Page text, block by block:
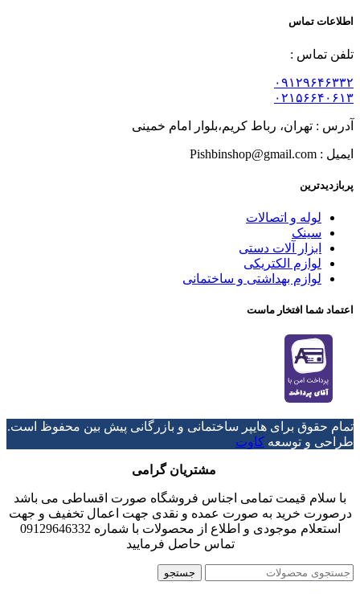
اطلاعات تماس
تلفن تماس :
۰۹۱۲۹۶۴۶۳۳۲
۰۲۱۵۶۶۴۰۶۱۳
آدرس : تهران، رباط کریم،بلوار امام خمینی
ایمیل : Pishbinshop@gmail.com
پربازدیدترین
لوله و اتصالات
سینک
ابزار آلات دستی
لوازم الکتریکی
لوازم بهداشتی و ساختمانی
اعتماد شما افتخار ماست
تمام حقوق برای هایپر ساختمانی و بازرگانی پیش بین محفوظ است.
طراحی و توسعه کاوت
مشتریان گرامی
با سلام قیمت تمامی اجناس فروشگاه صورت اقساطی می باشد
درصورت خرید به صورت عمده و نقدی جهت اعمال تخفیف و جهت
استعلام موجودی و اطلاع از محصولات با شماره 09129646332
تماس حاصل فرمایید
جستجو